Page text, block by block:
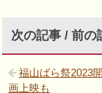
次の記事 / 前の
福山ばら祭2023
画上映も